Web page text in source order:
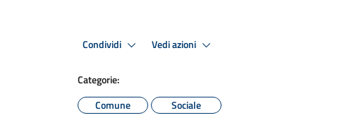
Condividi Vedi azioni
Categorie:
Comune
Sociale